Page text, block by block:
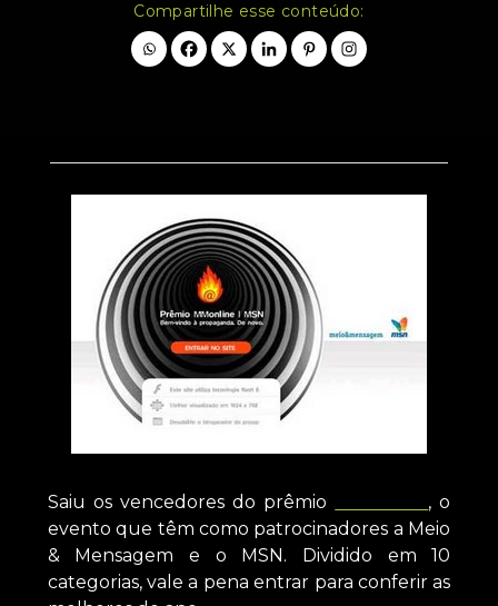
Compartilhe esse conteúdo:
Saiu os vencedores do prêmio
, o
evento que têm como patrocinadores a Meio
& Mensagem e o MSN. Dividido em 10
categorias, vale a pena entrar para conferir as